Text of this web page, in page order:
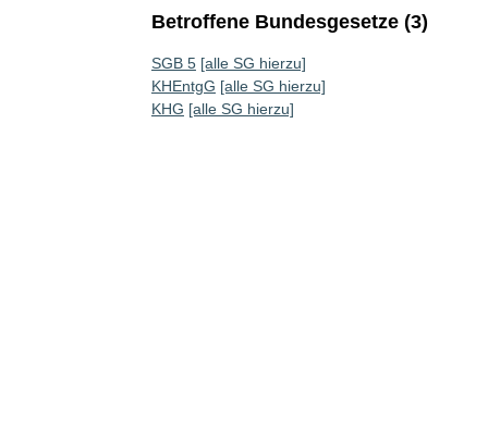
Betroffene Bundesgesetze (3)
SGB 5 [alle SG hierzu]
KHEntgG [alle SG hierzu]
KHG [alle SG hierzu]